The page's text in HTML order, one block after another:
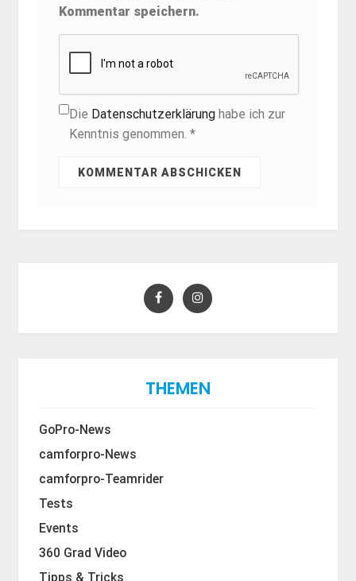
Kommentar speichern.
Die Datenschutzerklärunghabe ich zur
Kenntnis genommen. *
THEMEN
GoPro-News
camforpro-News
camforpro-Teamrider
Tests
Events
360 Grad Video
Tipps & Tricks